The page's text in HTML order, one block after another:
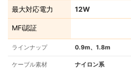
最大対応電力 12W
MFi認証
ラインナップ 0.9m、1.8m
ケーブル素材 ナイロン系